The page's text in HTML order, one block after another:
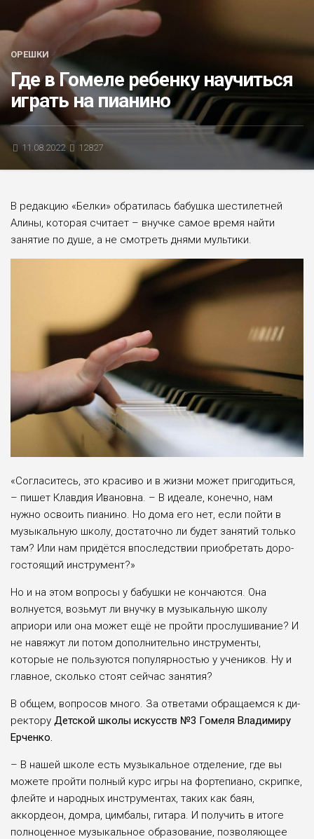
БЛИЦ-ОПРОС
АФИША
ОРЕШКИ
Где в Гомеле ребенку научиться
играть на пианино
11.08.2022 12827
В редакцию «Белки» обратилась бабушка шестилетней
Алины, которая считает – внучке самое время найти
занятие по душе, а не смо­треть днями мультики.
«Согласитесь, это красиво и в жизни может пригодить­ся,
– пишет Клавдия Иванов­на. – В идеале, конечно, нам
нужно освоить пианино. Но дома его нет, если пойти в
музыкальную школу, доста­точно ли будет занятий только
там? Или нам придётся впо­следствии приобретать доро­
гостоящий инструмент?»
Но и на этом вопросы у бабушки не кончают­ся. Она
волнуется, возьмут ли внучку в музыкальную шко­лу
априори или она может ещё не пройти прослушива­ние? И
не навяжут ли потом дополнительно инструменты,
которые не пользу­ются популярностью у учени­ков. Ну и
главное, сколько сто­ят сейчас занятия?
В общем, вопросов много. За ответами обращаемся к ди­
ректору Детской школы ис­кусств №3 Гомеля Владими­ру
Ерченко.
– В нашей школе есть музыкальное отделение, где вы
можете пройти полный курс игры на фортепиано, скрипке,
флейте и народных инструментах, таких как баян,
аккордеон, домра, цимбалы, гитара. И получить в итоге
полноценное музыкальное образование, позволяющее